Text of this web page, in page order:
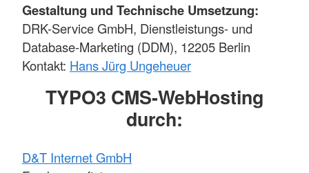
Gestaltung und Technische Umsetzung:
DRK-Service GmbH, Dienstleistungs- und
Database-Marketing (DDM), 12205 Berlin
Kontakt: Hans Jürg Ungeheuer
TYPO3 CMS-WebHosting
durch:
D&T Internet GmbH